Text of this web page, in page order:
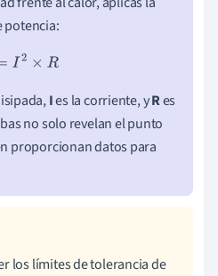
potencia:
=I2× R
Ies la corriente, yRes
no solo revelan el punto
proporcionan datos para
los límites de tolerancia de